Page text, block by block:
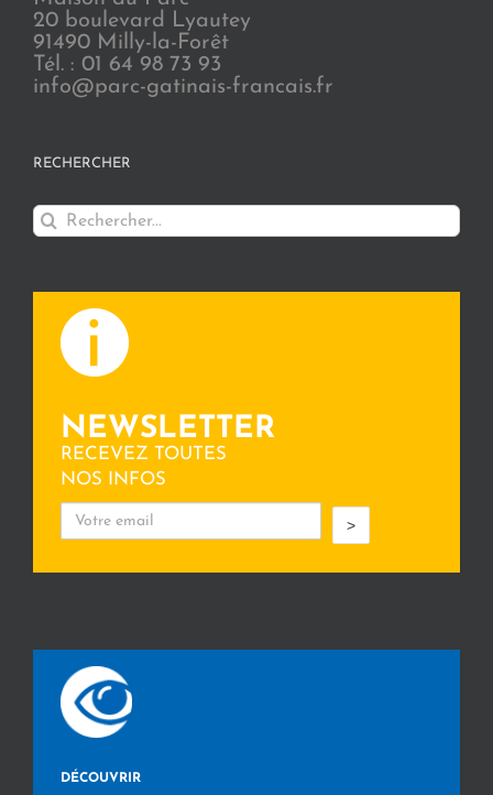
20 boulevard Lyautey
91490 Milly-la-Forêt
Tél. : 01 64 98 73 93
info@parc-gatinais-francais.fr
RECHERCHER
Rechercher:
NEWSLETTER
RECEVEZ TOUTES
NOS INFOS
>
DÉCOUVRIR